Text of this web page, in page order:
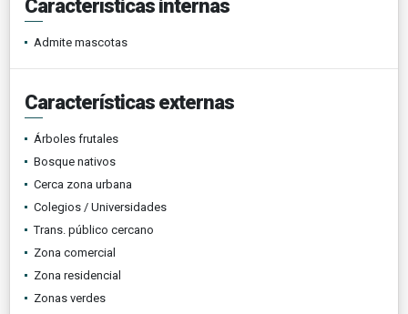
Características internas
Admite mascotas
Características externas
Árboles frutales
Bosque nativos
Cerca zona urbana
Colegios / Universidades
Trans. público cercano
Zona comercial
Zona residencial
Zonas verdes